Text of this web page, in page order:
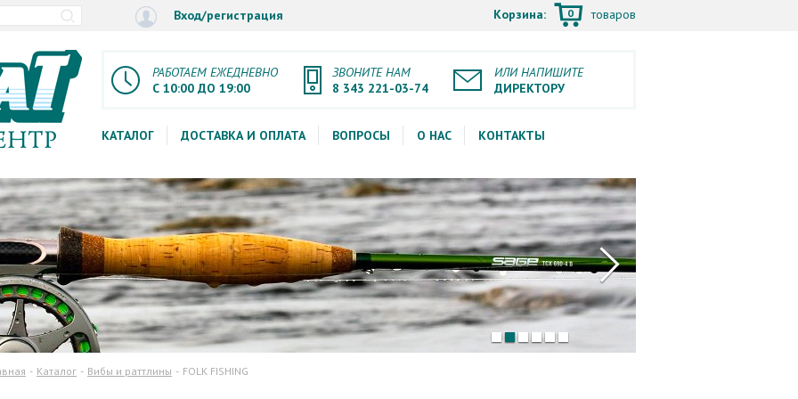
Вход/регистрация Корзина: 0 товаров
РАБОТАЕМ ЕЖЕДНЕВНО
С 10:00 ДО 19:00
ЗВОНИТЕ НАМ
8 343 221-03-74
ИЛИ НАПИШИТЕ
ДИРЕКТОРУ
КАТАЛОГ ДОСТАВКА И ОПЛАТА ВОПРОСЫ О НАС КОНТАКТЫ
Каталог Вибы и раттлины FOLK FISHING